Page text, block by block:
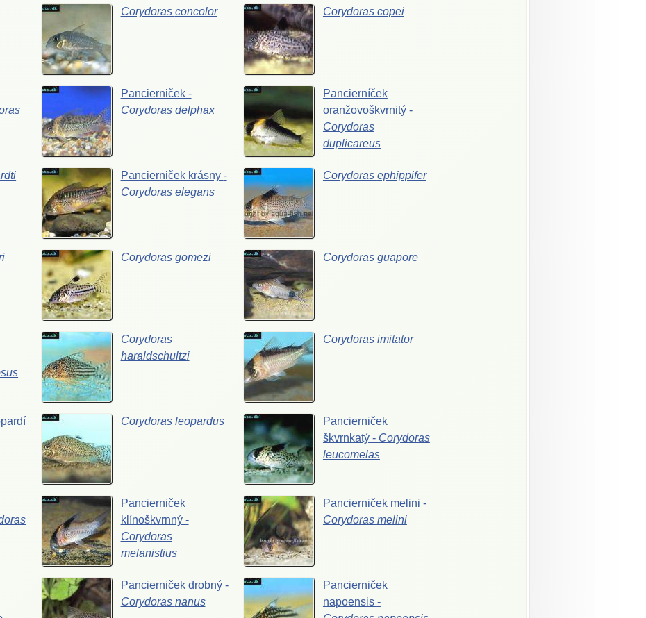
Corydoras concolor Corydoras copei
Pancierniček -
Corydoras delphax
Pancierníček
oranžovoškvrnitý -
Corydoras
duplicareus
Pancierniček krásny -
Corydoras elegans
Corydoras ephippifer
Corydoras gomezi Corydoras guapore
Corydoras
haraldschultzi
Corydoras imitator
Corydoras leopardus
Pancierniček
škvrnkatý - Corydoras
leucomelas
Pancierniček
klínoškvrnný -
Corydoras
melanistius
Pancierniček melini -
Corydoras melini
Pancierniček drobný -
Corydoras nanus
Pancierniček
napoensis -